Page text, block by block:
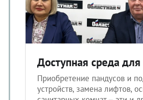
Доступная среда для
Приобретение пандусов и
устройств, замена лифтов,